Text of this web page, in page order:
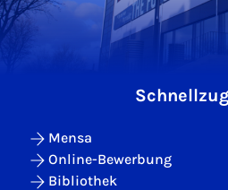
Mensa
Online-Bewerbung
Bibliothek